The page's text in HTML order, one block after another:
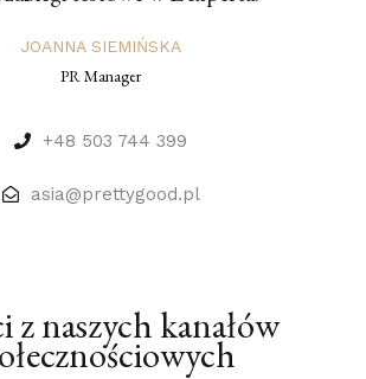
JOANNA SIEMIŃSKA
PR Manager
+48 503 744 399
asia@prettygood.pl
z naszych kanałów